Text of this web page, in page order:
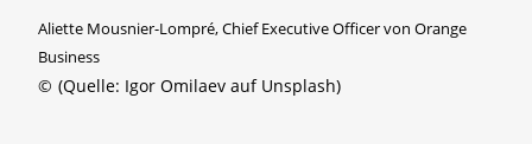
Aliette Mousnier-Lompré, Chief Executive Officer von Orange
Business
© (Quelle: Igor Omilaev auf Unsplash)